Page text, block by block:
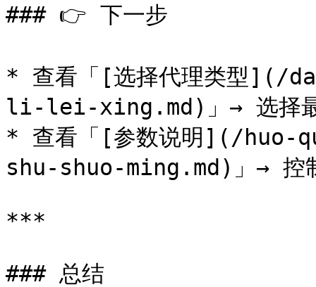
### 👉 下一步
* 查看「[选择代理类型
li-lei-xing.md)」→ 选择最
* 查看「[参数说明](/
shu-shuo-ming.md)」→ 控
***
### 总结